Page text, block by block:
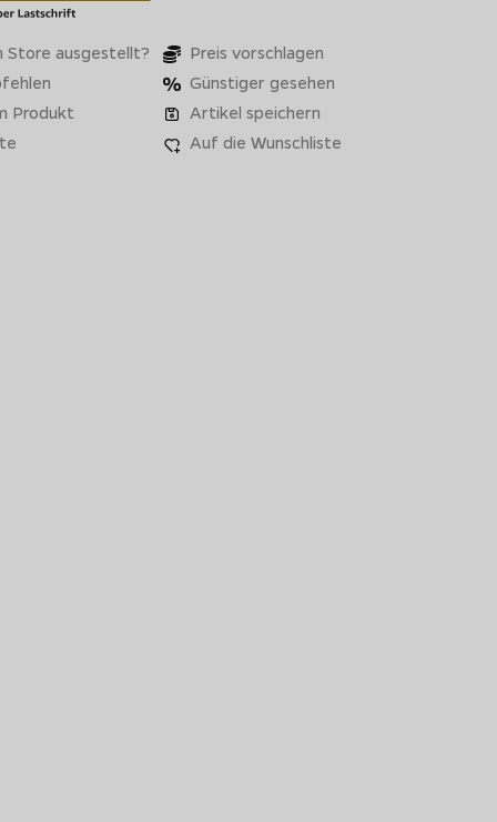
Store ausgestellt?
Preis vorschlagen
Günstiger gesehen
Produkt
Artikel speichern
Auf die Wunschliste